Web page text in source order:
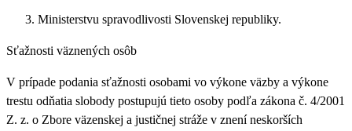
Ministerstvu spravodlivosti Slovenskej republiky.
Sťažnosti väznených osôb
V prípade podania sťažnosti osobami vo výkone väzby a výkone
trestu odňatia slobody postupujú tieto osoby podľa zákona č. 4/2001
Z. z. o Zbore väzenskej a justičnej stráže v znení neskorších